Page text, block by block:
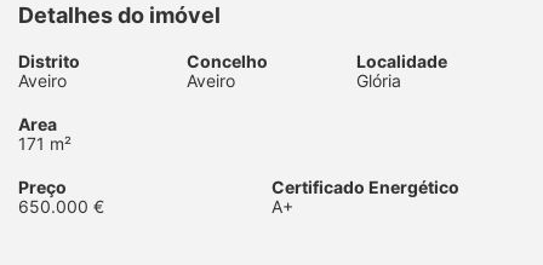
Detalhes do imóvel
Distrito
Aveiro
Concelho
Aveiro
Localidade
Glória
Area
171 m²
Preço
650.000 €
Certificado Energético
A+